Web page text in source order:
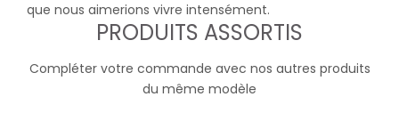
que nous aimerions vivre intensément.
PRODUITS ASSORTIS
Compléter votre commande avec nos autres produits
du même modèle